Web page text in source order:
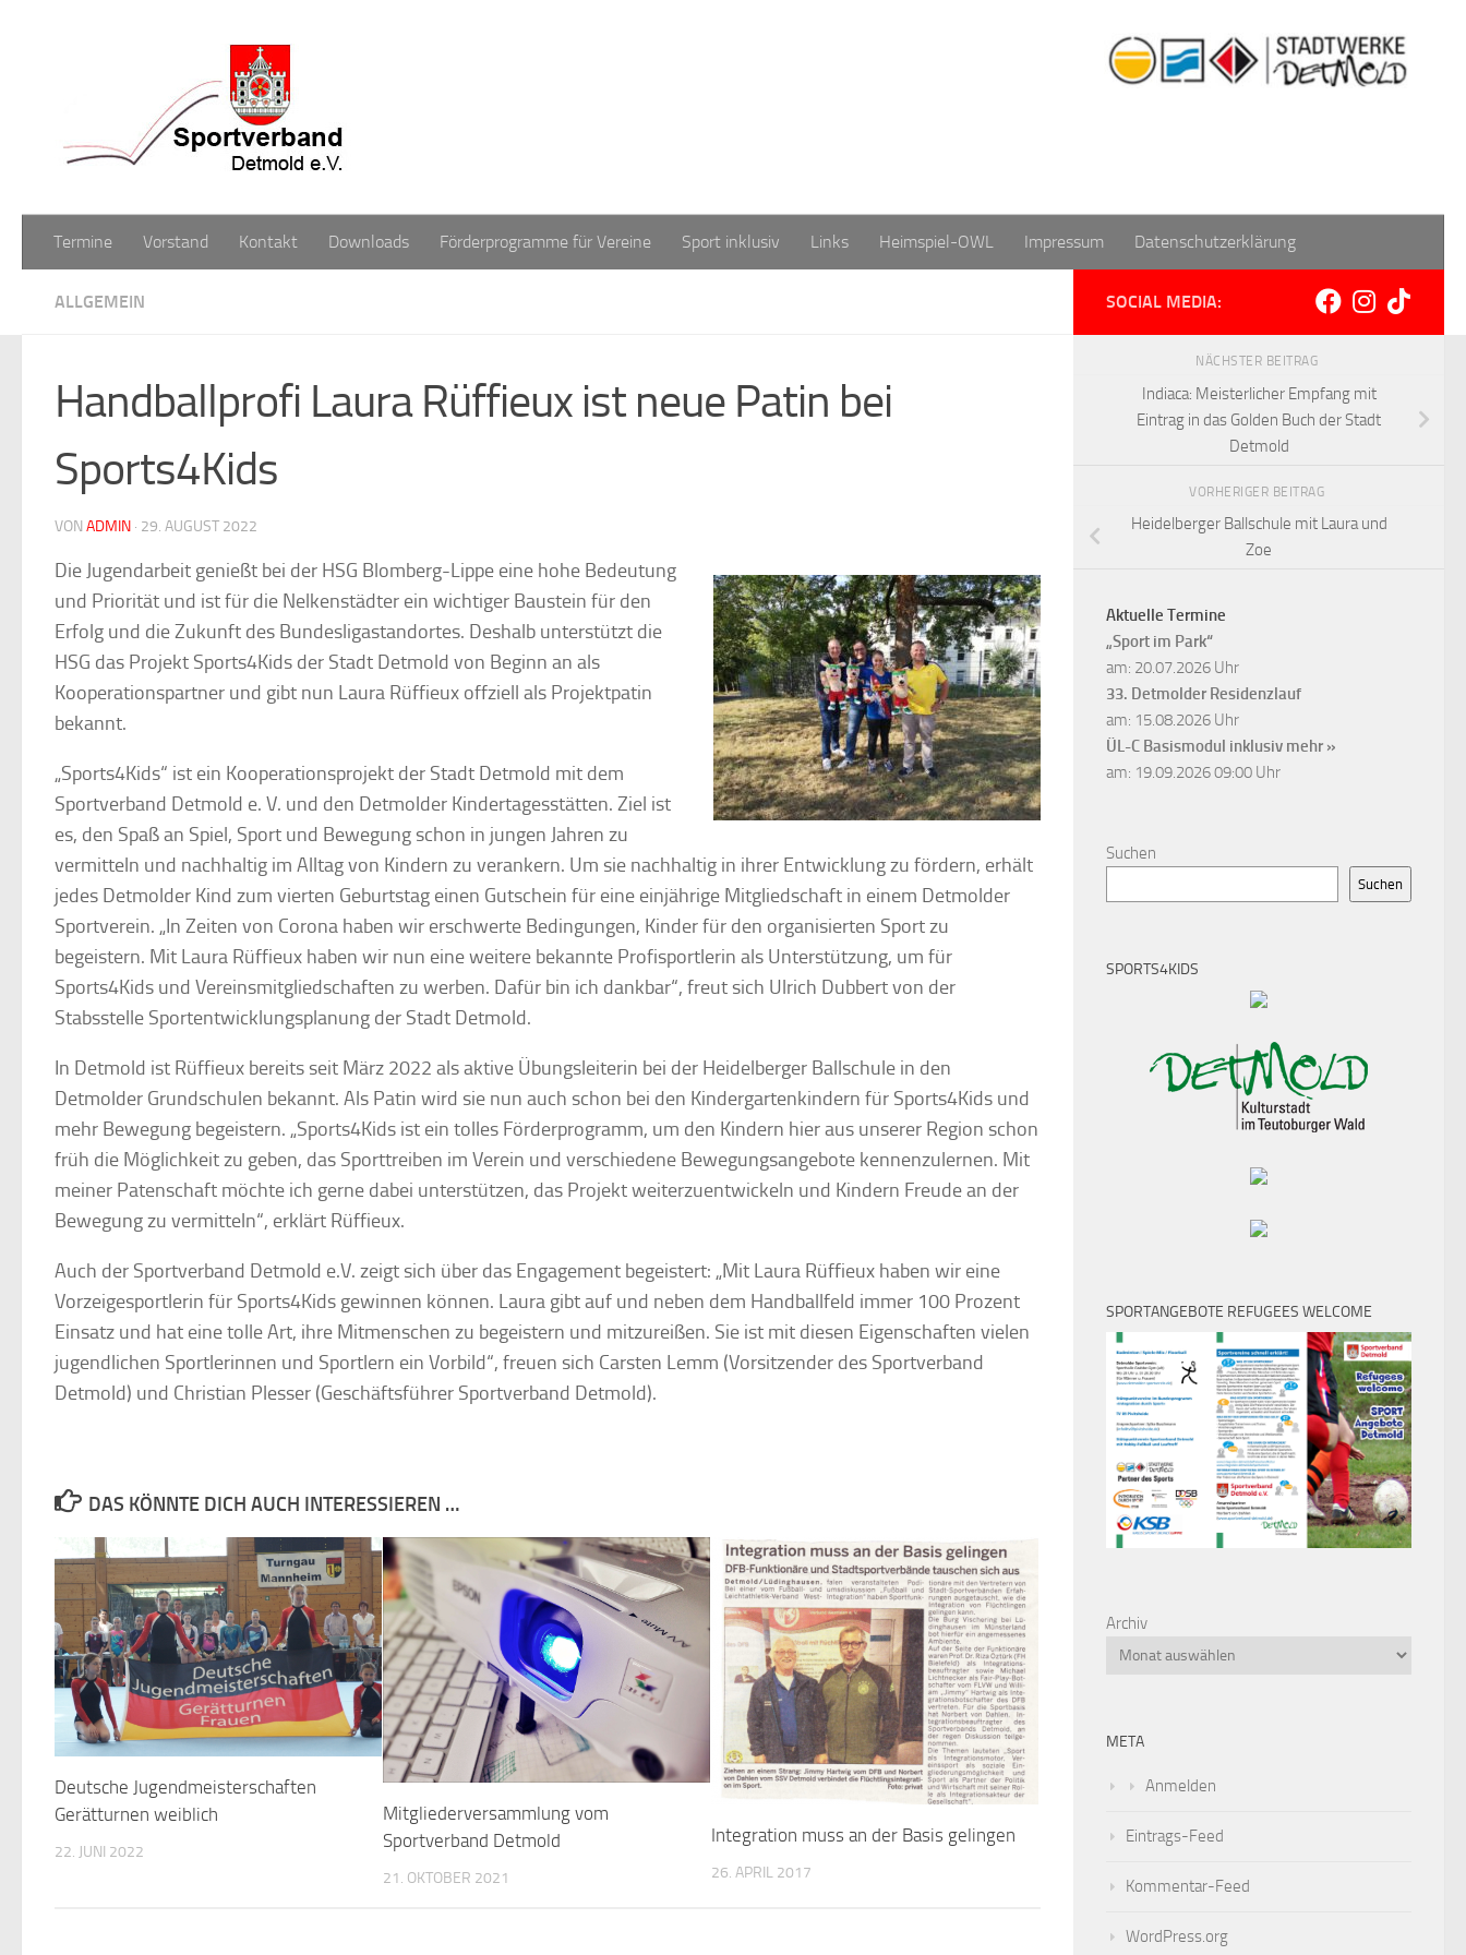
Termine Vorstand Kontakt Downloads Förderprogramme für Vereine Sport inklusiv Links Heimspiel-OWL Impressum Datenschutzerklärung
ALLGEMEIN
Handballprofi Laura Rüffieux ist neue Patin bei
Sports4Kids
VON ADMIN · 29. AUGUST 2022
Die Jugendarbeit genießt bei der HSG Blomberg-Lippe eine hohe Bedeutung
und Priorität und ist für die Nelkenstädter ein wichtiger Baustein für den
Erfolg und die Zukunft des Bundesligastandortes. Deshalb unterstützt die
HSG das Projekt Sports4Kids der Stadt Detmold von Beginn an als
Kooperationspartner und gibt nun Laura Rüffieux offziell als Projektpatin
bekannt.
„Sports4Kids“ ist ein Kooperationsprojekt der Stadt Detmold mit dem
Sportverband Detmold e. V. und den Detmolder Kindertagesstätten. Ziel ist
es, den Spaß an Spiel, Sport und Bewegung schon in jungen Jahren zu
vermitteln und nachhaltig im Alltag von Kindern zu verankern. Um sie nachhaltig in ihrer Entwicklung zu fördern, erhält
jedes Detmolder Kind zum vierten Geburtstag einen Gutschein für eine einjährige Mitgliedschaft in einem Detmolder
Sportverein. „In Zeiten von Corona haben wir erschwerte Bedingungen, Kinder für den organisierten Sport zu
begeistern. Mit Laura Rüffieux haben wir nun eine weitere bekannte Profisportlerin als Unterstützung, um für
Sports4Kids und Vereinsmitgliedschaften zu werben. Dafür bin ich dankbar“, freut sich Ulrich Dubbert von der
Stabsstelle Sportentwicklungsplanung der Stadt Detmold.
In Detmold ist Rüffieux bereits seit März 2022 als aktive Übungsleiterin bei der Heidelberger Ballschule in den
Detmolder Grundschulen bekannt. Als Patin wird sie nun auch schon bei den Kindergartenkindern für Sports4Kids und
mehr Bewegung begeistern. „Sports4Kids ist ein tolles Förderprogramm, um den Kindern hier aus unserer Region schon
früh die Möglichkeit zu geben, das Sporttreiben im Verein und verschiedene Bewegungsangebote kennenzulernen. Mit
meiner Patenschaft möchte ich gerne dabei unterstützen, das Projekt weiterzuentwickeln und Kindern Freude an der
Bewegung zu vermitteln“, erklärt Rüffieux.
Auch der Sportverband Detmold e.V. zeigt sich über das Engagement begeistert: „Mit Laura Rüffieux haben wir eine
Vorzeigesportlerin für Sports4Kids gewinnen können. Laura gibt auf und neben dem Handballfeld immer 100 Prozent
Einsatz und hat eine tolle Art, ihre Mitmenschen zu begeistern und mitzureißen. Sie ist mit diesen Eigenschaften vielen
jugendlichen Sportlerinnen und Sportlern ein Vorbild“, freuen sich Carsten Lemm (Vorsitzender des Sportverband
Detmold) und Christian Plesser (Geschäftsführer Sportverband Detmold).
DAS KÖNNTE DICH AUCH INTERESSIEREN …
Deutsche Jugendmeisterschaften
Gerätturnen weiblich
22. JUNI 2022
Mitgliederversammlung vom
Sportverband Detmold
21. OKTOBER 2021
Integration muss an der Basis gelingen
26. APRIL 2017
SOCIAL MEDIA:
NÄCHSTER BEITRAG
Indiaca: Meisterlicher Empfang mit
Eintrag in das Golden Buch der Stadt
Detmold
VORHERIGER BEITRAG
Heidelberger Ballschule mit Laura und
Zoe
Aktuelle Termine
„Sport im Park“
am: 20.07.2026 Uhr
33. Detmolder Residenzlauf
am: 15.08.2026 Uhr
ÜL-C Basismodul inklusiv mehr »
am: 19.09.2026 09:00 Uhr
Suchen
Suchen
SPORTS4KIDS
SPORTANGEBOTE REFUGEES WELCOME
Archiv
META
Anmelden
Eintrags-Feed
Kommentar-Feed
WordPress.org